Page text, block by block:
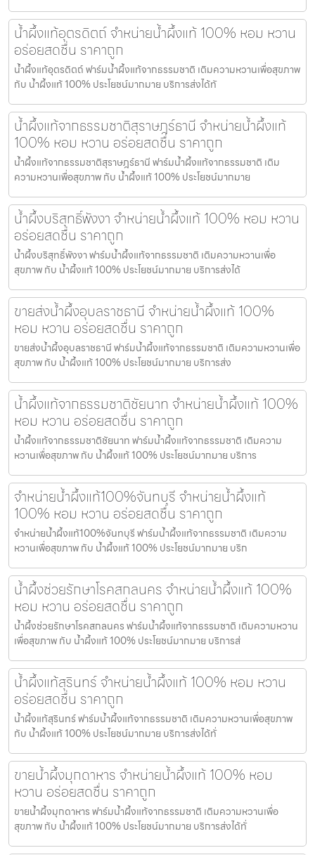
น้ำผึ้งแท้อุตรดิตถ์ จำหน่ายน้ำผึ้งแท้ 100% หอม หวาน
อร่อยสดชื่น ราคาถูก
น้ำผึ้งแท้อุตรดิตถ์ ฟาร์มน้ำผึ้งแท้จากธรรมชาติ เติมความหวานเพื่อสุขภาพ
กับ น้ำผึ้งแท้ 100% ประโยชน์มากมาย บริการส่งได้ทั
น้ำผึ้งแท้จากธรรมชาติสุราษฎร์ธานี จำหน่ายน้ำผึ้งแท้
100% หอม หวาน อร่อยสดชื่น ราคาถูก
น้ำผึ้งแท้จากธรรมชาติสุราษฎร์ธานี ฟาร์มน้ำผึ้งแท้จากธรรมชาติ เติม
ความหวานเพื่อสุขภาพ กับ น้ำผึ้งแท้ 100% ประโยชน์มากมาย
น้ำผึ้งบริสุทธิ์พังงา จำหน่ายน้ำผึ้งแท้ 100% หอม หวาน
อร่อยสดชื่น ราคาถูก
น้ำผึ้งบริสุทธิ์พังงา ฟาร์มน้ำผึ้งแท้จากธรรมชาติ เติมความหวานเพื่อ
สุขภาพ กับ น้ำผึ้งแท้ 100% ประโยชน์มากมาย บริการส่งได้
ขายส่งน้ำผึ้งอุบลราชธานี จำหน่ายน้ำผึ้งแท้ 100%
หอม หวาน อร่อยสดชื่น ราคาถูก
ขายส่งน้ำผึ้งอุบลราชธานี ฟาร์มน้ำผึ้งแท้จากธรรมชาติ เติมความหวานเพื่อ
สุขภาพ กับ น้ำผึ้งแท้ 100% ประโยชน์มากมาย บริการส่ง
น้ำผึ้งแท้จากธรรมชาติชัยนาท จำหน่ายน้ำผึ้งแท้ 100%
หอม หวาน อร่อยสดชื่น ราคาถูก
น้ำผึ้งแท้จากธรรมชาติชัยนาท ฟาร์มน้ำผึ้งแท้จากธรรมชาติ เติมความ
หวานเพื่อสุขภาพ กับ น้ำผึ้งแท้ 100% ประโยชน์มากมาย บริการ
จำหน่ายน้ำผึ้งแท้100%จันทบุรี จำหน่ายน้ำผึ้งแท้
100% หอม หวาน อร่อยสดชื่น ราคาถูก
จำหน่ายน้ำผึ้งแท้100%จันทบุรี ฟาร์มน้ำผึ้งแท้จากธรรมชาติ เติมความ
หวานเพื่อสุขภาพ กับ น้ำผึ้งแท้ 100% ประโยชน์มากมาย บริก
น้ำผึ้งช่วยรักษาโรคสกลนคร จำหน่ายน้ำผึ้งแท้ 100%
หอม หวาน อร่อยสดชื่น ราคาถูก
น้ำผึ้งช่วยรักษาโรคสกลนคร ฟาร์มน้ำผึ้งแท้จากธรรมชาติ เติมความหวาน
เพื่อสุขภาพ กับ น้ำผึ้งแท้ 100% ประโยชน์มากมาย บริการส่
น้ำผึ้งแท้สุรินทร์ จำหน่ายน้ำผึ้งแท้ 100% หอม หวาน
อร่อยสดชื่น ราคาถูก
น้ำผึ้งแท้สุรินทร์ ฟาร์มน้ำผึ้งแท้จากธรรมชาติ เติมความหวานเพื่อสุขภาพ
กับ น้ำผึ้งแท้ 100% ประโยชน์มากมาย บริการส่งได้ทั่
ขายน้ำผึ้งมุกดาหาร จำหน่ายน้ำผึ้งแท้ 100% หอม
หวาน อร่อยสดชื่น ราคาถูก
ขายน้ำผึ้งมุกดาหาร ฟาร์มน้ำผึ้งแท้จากธรรมชาติ เติมความหวานเพื่อ
สุขภาพ กับ น้ำผึ้งแท้ 100% ประโยชน์มากมาย บริการส่งได้ทั่